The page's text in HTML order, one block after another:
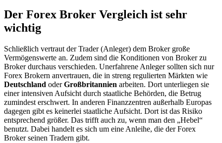
Der Forex Broker Vergleich ist sehr
wichtig
Schließlich vertraut der Trader (Anleger) dem Broker große
Vermögenswerte an. Zudem sind die Konditionen von Broker zu
Broker durchaus verschieden. Unerfahrene Anleger sollten sich nur
Forex Brokern anvertrauen, die in streng regulierten Märkten wie
Deutschland oderGroßbritannien arbeiten. Dort unterliegen sie
einer intensiven Aufsicht durch staatliche Behörden, die Betrug
zumindest erschwert. In anderen Finanzzentren außerhalb Europas
dagegen gibt es keinerlei staatliche Aufsicht. Dort ist das Risiko
entsprechend größer. Das trifft auch zu, wenn man den „Hebel“
benutzt. Dabei handelt es sich um eine Anleihe, die der Forex
Broker seinen Tradern gibt.